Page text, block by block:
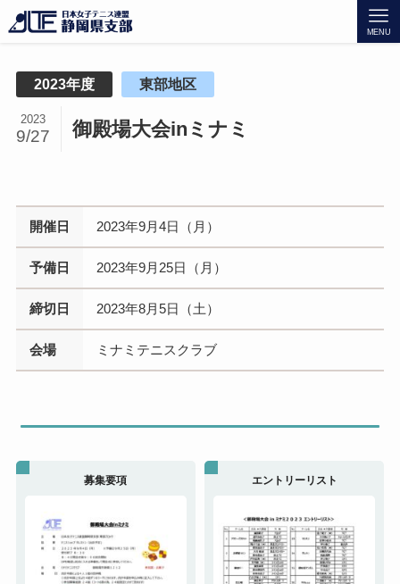
MENU
2023年度 東部地区
御殿場大会inミナミ
2023
9/27
開催日 2023年9月4日（月）
予備日 2023年9月25日（月）
締切日 2023年8月5日（土）
会場 ミナミテニスクラブ
募集要項 エントリーリスト